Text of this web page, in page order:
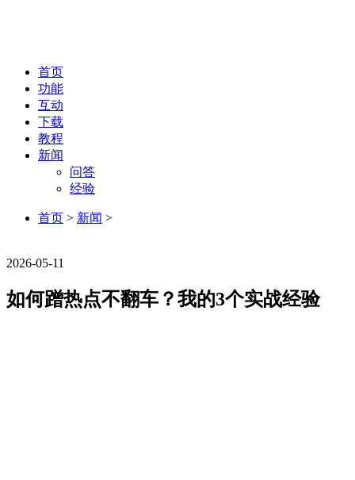
首页
功能
互动
下载
教程
新闻
问答
经验
首页 > 新闻 >
2026-05-11
如何蹭热点不翻车？我的3个实战经验